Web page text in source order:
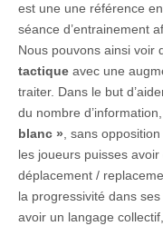
est une une référence
séance d’entrainement
Nous pouvons ainsi voir
tactique avec une
traiter. Dans le but
du nombre
blanc » , sans
les joueurs puisses
déplacement /
la progressivité dans
avoir un langage